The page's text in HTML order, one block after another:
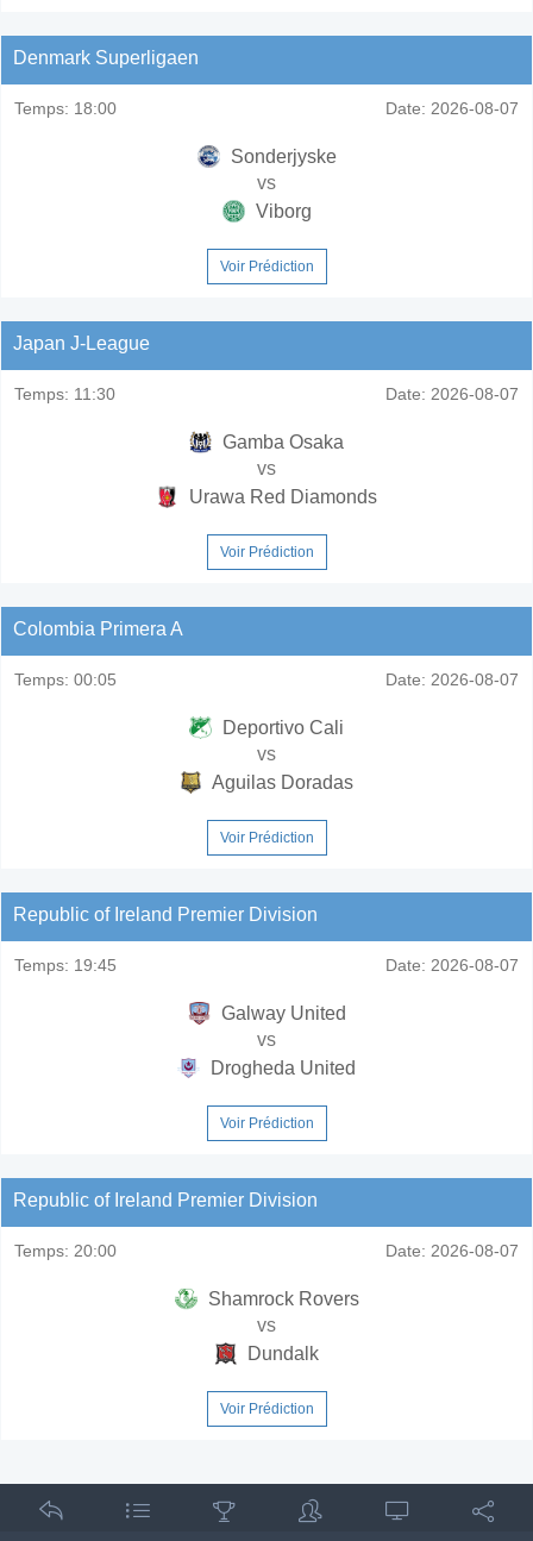
Denmark Superligaen
Temps: 18:00 Date: 2026-08-07
Sonderjyske
vs
Viborg
Voir Prédiction
Japan J-League
Temps: 11:30 Date: 2026-08-07
Gamba Osaka
vs
Urawa Red Diamonds
Voir Prédiction
Colombia Primera A
Temps: 00:05 Date: 2026-08-07
Deportivo Cali
vs
Aguilas Doradas
Voir Prédiction
Republic of Ireland Premier Division
Temps: 19:45 Date: 2026-08-07
Galway United
vs
Drogheda United
Voir Prédiction
Republic of Ireland Premier Division
Temps: 20:00 Date: 2026-08-07
Shamrock Rovers
vs
Dundalk
Voir Prédiction